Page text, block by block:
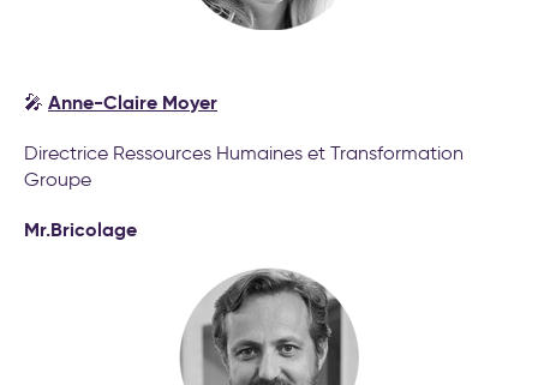
🎤 Anne-Claire Moyer
Directrice Ressources Humaines et Transformation
Groupe
Mr.Bricolage